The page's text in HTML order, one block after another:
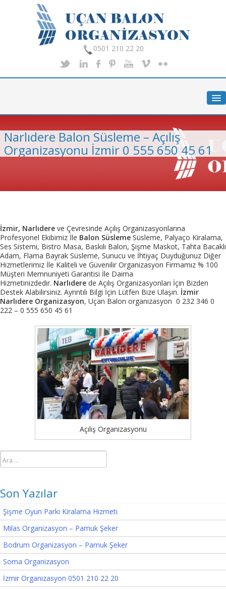
0501 210 22 20
Hakkımızda
Hizmetlerimiz
Organizasyon
Narlıdere Balon Süsleme – Açılış
Organizasyonu İzmir 0 555 650 45 61
İzmir, Narlıdere ve Çevresinde Açılış Organizasyonlarına
Profesyonel Ekibimiz İle Balon Süsleme Süsleme, Palyaço Kiralama,
Ses Sistemi, Bistro Masa, Baskılı Balon, Şişme Maskot, Tahta Bacaklı
Adam, Flama Bayrak Süsleme, Sunucu ve İhtiyaç Duyduğunuz Diğer
Hizmetlerimiz İle Kaliteli ve Güvenilir Organizasyon Firmamız % 100
Müşteri Memnuniyeti Garantisi İle Daima
Hizmetinizdedir. Narlıdere de Açılış Organizasyonları İçin Bizden
Destek Alabilirsiniz. Ayrıntılı Bilgi İçin Lütfen Bize Ulaşın. İzmir
Narlıdere Organizasyon, Uçan Balon organizasyon 0 232 346 0
222 – 0 555 650 45 61
Açılış Organizasyonu
Son Yazılar
Şişme Oyun Parkı Kiralama Hizmeti
Milas Organizasyon – Pamuk Şeker
Bodrum Organizasyon – Pamuk Şeker
Soma Organizasyon
İzmir Organizasyon 0501 210 22 20